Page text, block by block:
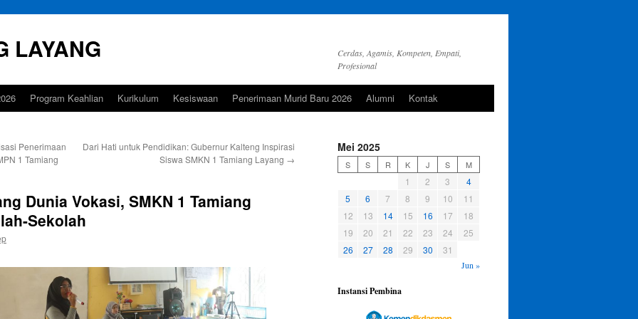
LAYANG
Cerdas, Agamis, Kompeten, Empati,
Profesional
Program Keahlian Kurikulum Kesiswaan Penerimaan Murid Baru 2026 Alumni Kontak
Penerimaan
1 Tamiang
Dari Hati untuk Pendidikan: Gubernur Kalteng Inspirasi
Siswa SMKN 1 Tamiang Layang →
Dunia Vokasi, SMKN 1 Tamiang
Sekolah
Mei 2025
S S R K J S M
1 2 3
4
5
6 7 8 9 10
11
12
13 14 15 16 17
18
19
20 21 22 23 24
25
26
27 28 29 30 31
Jun »
Instansi Pembina